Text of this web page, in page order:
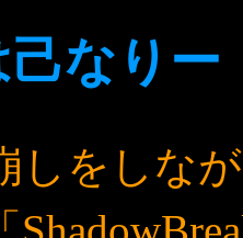
己なり
しをしな